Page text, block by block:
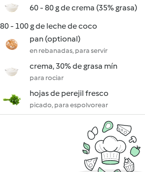
60 - 80 g de crema (35% grasa)
80 - 100 g de leche de coco
pan (optional)
en rebanadas, para servir
crema, 30% de grasa mín
para rociar
hojas de perejil fresco
picado, para espolvorear